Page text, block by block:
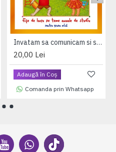
Invatam sa comunicam si sa ne comportam 3-4 ani
20,00 Lei
Adaugă în Coş
Comanda prin Whatsapp